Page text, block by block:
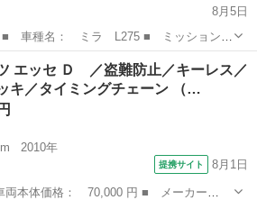
8月5日
■ 車種名： ミラ L275 ■ ミッション：
■ 年式（年）： 平成22年 ■ 走行距
増えます) ■ 車検有無： 令和9年10月
駅 燃費
エッセ Ｄ ／盗難防止／キーレス／
キ／タイミングチェーン （…
2010年
提携サイト 8月1日